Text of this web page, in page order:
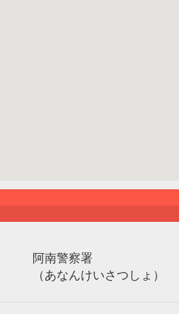
阿南警察署
（あなんけいさつしょ）